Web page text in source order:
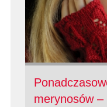
merynosów